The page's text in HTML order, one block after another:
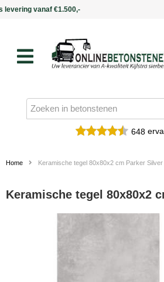
648
Home Keramische tegel 80x80x2 cm Parker Silver
Keramische tegel 80x80x2